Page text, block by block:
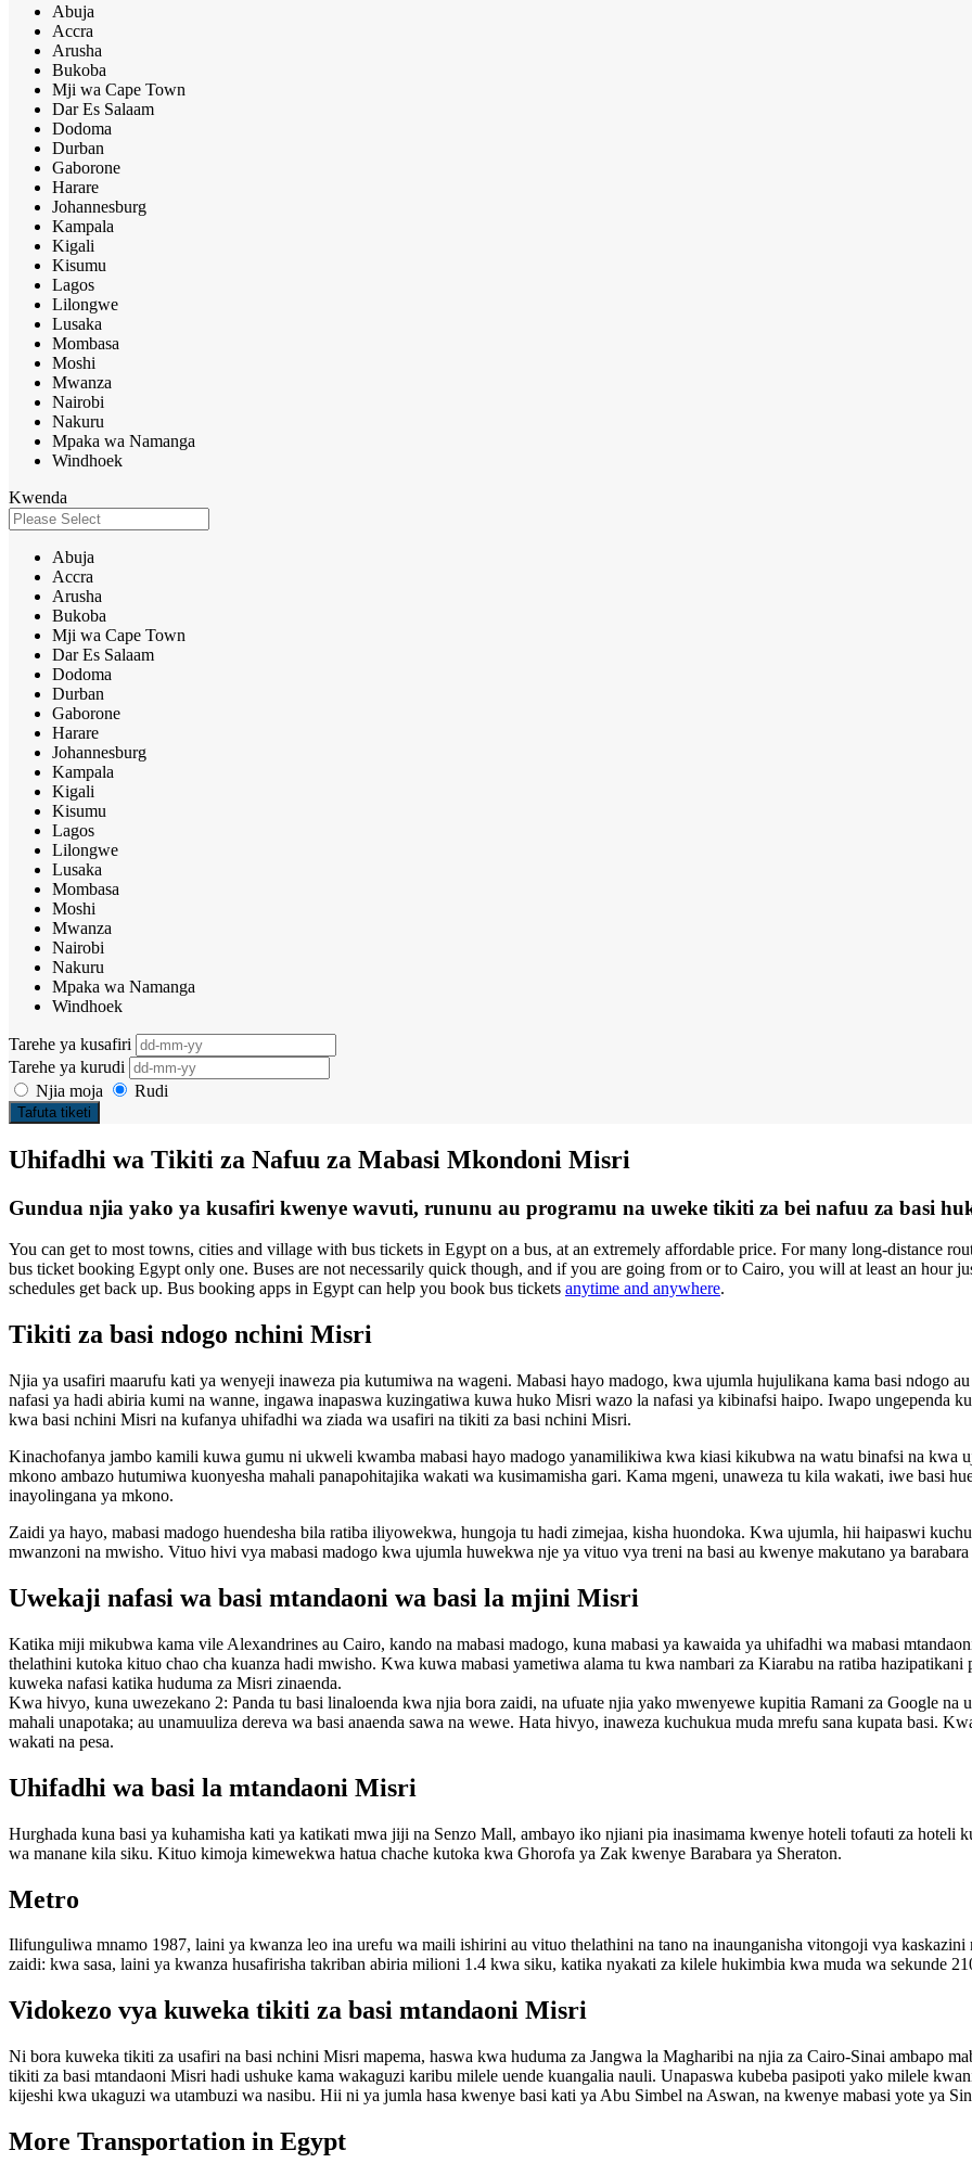
Abuja
Accra
Arusha
Bukoba
Mji wa Cape Town
Dar Es Salaam
Dodoma
Durban
Gaborone
Harare
Johannesburg
Kampala
Kigali
Kisumu
Lagos
Lilongwe
Lusaka
Mombasa
Moshi
Mwanza
Nairobi
Nakuru
Mpaka wa Namanga
Windhoek
Kwenda
Abuja
Accra
Arusha
Bukoba
Mji wa Cape Town
Dar Es Salaam
Dodoma
Durban
Gaborone
Harare
Johannesburg
Kampala
Kigali
Kisumu
Lagos
Lilongwe
Lusaka
Mombasa
Moshi
Mwanza
Nairobi
Nakuru
Mpaka wa Namanga
Windhoek
Tarehe ya kusafiri
Tarehe ya kurudi
Njia moja
Rudi
Tafuta tiketi
Uhifadhi wa Tikiti za Nafuu za Mabasi Mkondoni Misri
Gundua njia yako ya kusafiri kwenye wavuti, rununu au programu na uweke tikiti za bei nafuu za basi
You can get to most towns, cities and village with bus tickets in Egypt on a bus, at an extremely affordable price. For many long-distance
bus ticket booking Egypt only one. Buses are not necessarily quick though, and if you are going from or to Cairo, you will at least an hour
schedules get back up. Bus booking apps in Egypt can help you book bus tickets anytime and anywhere.
Tikiti za basi ndogo nchini Misri
Njia ya usafiri maarufu kati ya wenyeji inaweza pia kutumiwa na wageni. Mabasi hayo madogo, kwa ujumla hujulikana kama basi ndogo
nafasi ya hadi abiria kumi na wanne, ingawa inapaswa kuzingatiwa kuwa huko Misri wazo la nafasi ya kibinafsi haipo. Iwapo ungependa
kwa basi nchini Misri na kufanya uhifadhi wa ziada wa usafiri na tikiti za basi nchini Misri.
Kinachofanya jambo kamili kuwa gumu ni ukweli kwamba mabasi hayo madogo yanamilikiwa kwa kiasi kikubwa na watu binafsi na kwa
mkono ambazo hutumiwa kuonyesha mahali panapohitajika wakati wa kusimamisha gari. Kama mgeni, unaweza tu kila wakati, iwe basi
inayolingana ya mkono.
Zaidi ya hayo, mabasi madogo huendesha bila ratiba iliyowekwa, hungoja tu hadi zimejaa, kisha huondoka. Kwa ujumla, hii haipaswi
mwanzoni na mwisho. Vituo hivi vya mabasi madogo kwa ujumla huwekwa nje ya vituo vya treni na basi au kwenye makutano ya
Uwekaji nafasi wa basi mtandaoni wa basi la mjini Misri
Katika miji mikubwa kama vile Alexandrines au Cairo, kando na mabasi madogo, kuna mabasi ya kawaida ya uhifadhi wa mabasi
thelathini kutoka kituo chao cha kuanza hadi mwisho. Kwa kuwa mabasi yametiwa alama tu kwa nambari za Kiarabu na ratiba
kuweka nafasi katika huduma za Misri zinaenda.
Kwa hivyo, kuna uwezekano 2: Panda tu basi linaloenda kwa njia bora zaidi, na ufuate njia yako mwenyewe kupitia Ramani za Google na
mahali unapotaka; au unamuuliza dereva wa basi anaenda sawa na wewe. Hata hivyo, inaweza kuchukua muda mrefu sana kupata basi.
wakati na pesa.
Uhifadhi wa basi la mtandaoni Misri
Hurghada kuna basi ya kuhamisha kati ya katikati mwa jiji na Senzo Mall, ambayo iko njiani pia inasimama kwenye hoteli tofauti za hoteli
wa manane kila siku. Kituo kimoja kimewekwa hatua chache kutoka kwa Ghorofa ya Zak kwenye Barabara ya Sheraton.
Metro
Ilifunguliwa mnamo 1987, laini ya kwanza leo ina urefu wa maili ishirini au vituo thelathini na tano na inaunganisha vitongoji vya
zaidi: kwa sasa, laini ya kwanza husafirisha takriban abiria milioni 1.4 kwa siku, katika nyakati za kilele hukimbia kwa muda wa sekunde
Vidokezo vya kuweka tikiti za basi mtandaoni Misri
Ni bora kuweka tikiti za usafiri na basi nchini Misri mapema, haswa kwa huduma za Jangwa la Magharibi na njia za Cairo-Sinai ambapo
tikiti za basi mtandaoni Misri hadi ushuke kama wakaguzi karibu milele uende kuangalia nauli. Unapaswa kubeba pasipoti yako milele
kijeshi kwa ukaguzi wa utambuzi wa nasibu. Hii ni ya jumla hasa kwenye basi kati ya Abu Simbel na Aswan, na kwenye mabasi yote ya
More Transportation in Egypt